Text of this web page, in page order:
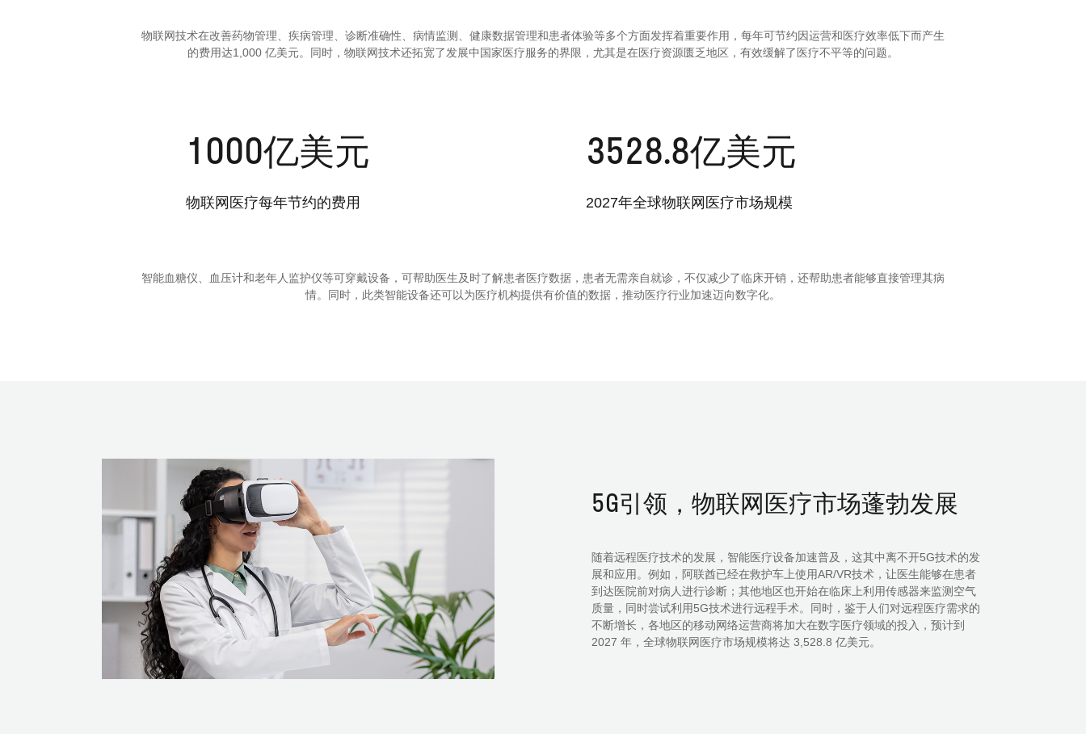
物联网技术在改善药物管理、疾病管理、诊断准确性、病情监测、健康数据管理和患者体验等多个方面发挥着重要作用，每年可节约因运营和医疗效率低下而产生
的费用达1,000 亿美元。同时，物联网技术还拓宽了发展中国家医疗服务的界限，尤其是在医疗资源匮乏地区，有效缓解了医疗不平等的问题。
1000亿美元
物联网医疗每年节约的费用
3528.8亿美元
2027年全球物联网医疗市场规模
智能血糖仪、血压计和老年人监护仪等可穿戴设备，可帮助医生及时了解患者医疗数据，患者无需亲自就诊，不仅减少了临床开销，还帮助患者能够直接管理其病
情。同时，此类智能设备还可以为医疗机构提供有价值的数据，推动医疗行业加速迈向数字化。
5G引领，物联网医疗市场蓬勃发展
随着远程医疗技术的发展，智能医疗设备加速普及，这其中离不开5G技术的发
展和应用。例如，阿联酋已经在救护车上使用AR/VR技术，让医生能够在患者
到达医院前对病人进行诊断；其他地区也开始在临床上利用传感器来监测空气
质量，同时尝试利用5G技术进行远程手术。同时，鉴于人们对远程医疗需求的
不断增长，各地区的移动网络运营商将加大在数字医疗领域的投入，预计到
2027 年，全球物联网医疗市场规模将达 3,528.8 亿美元。